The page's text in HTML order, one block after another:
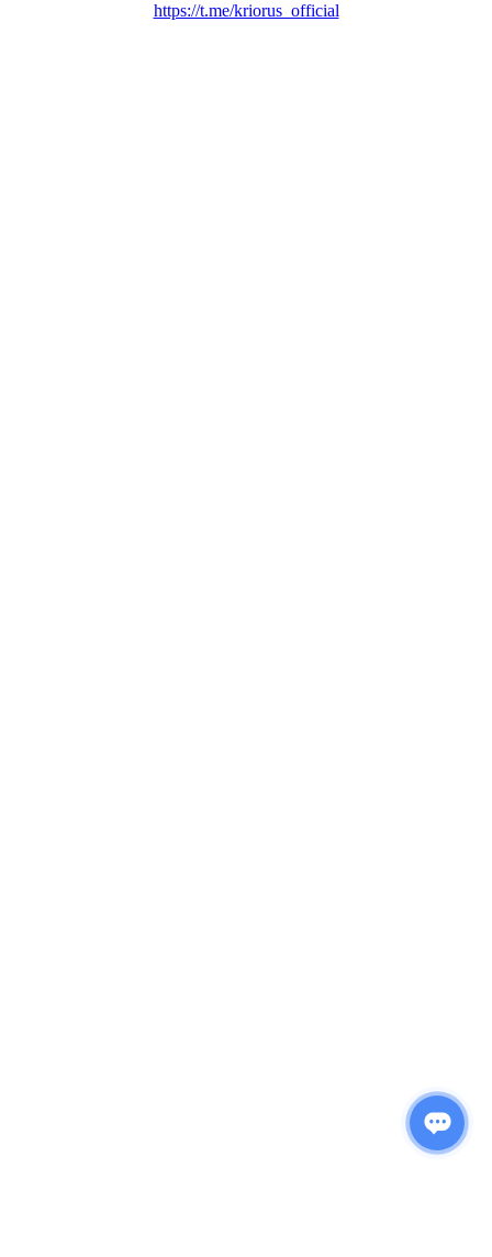
https://t.me/kriorus_official